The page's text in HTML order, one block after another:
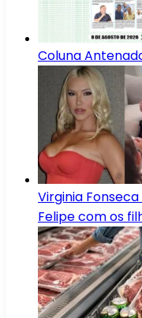
Coluna
Virginia
Felipe com os